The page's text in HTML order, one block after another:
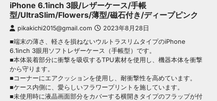
iPhone 6.1inch 3眼/レザーケース/手帳
型/UltraSlim/Flowers/薄型/磁石付き/ディープピンク
pikakichi2015@gmail.com 2023年8月28日
■端末の薄さ、軽さを損ねないウルトラスリムタイプのiPhone
6.1inch 3眼用ソフトレザーケース（手帳型）です。
■本体装着部分に衝撃を吸収するTPU素材を使用し、機器本体を衝撃
から守ります。
■コーナーにエアクッションを使用し、耐衝撃性を高めています。
■ケース内側に、愛らしいフラワープリントを施しています。
■未使用時に液晶画面部分をカバーする横開きタイプのフラップが付